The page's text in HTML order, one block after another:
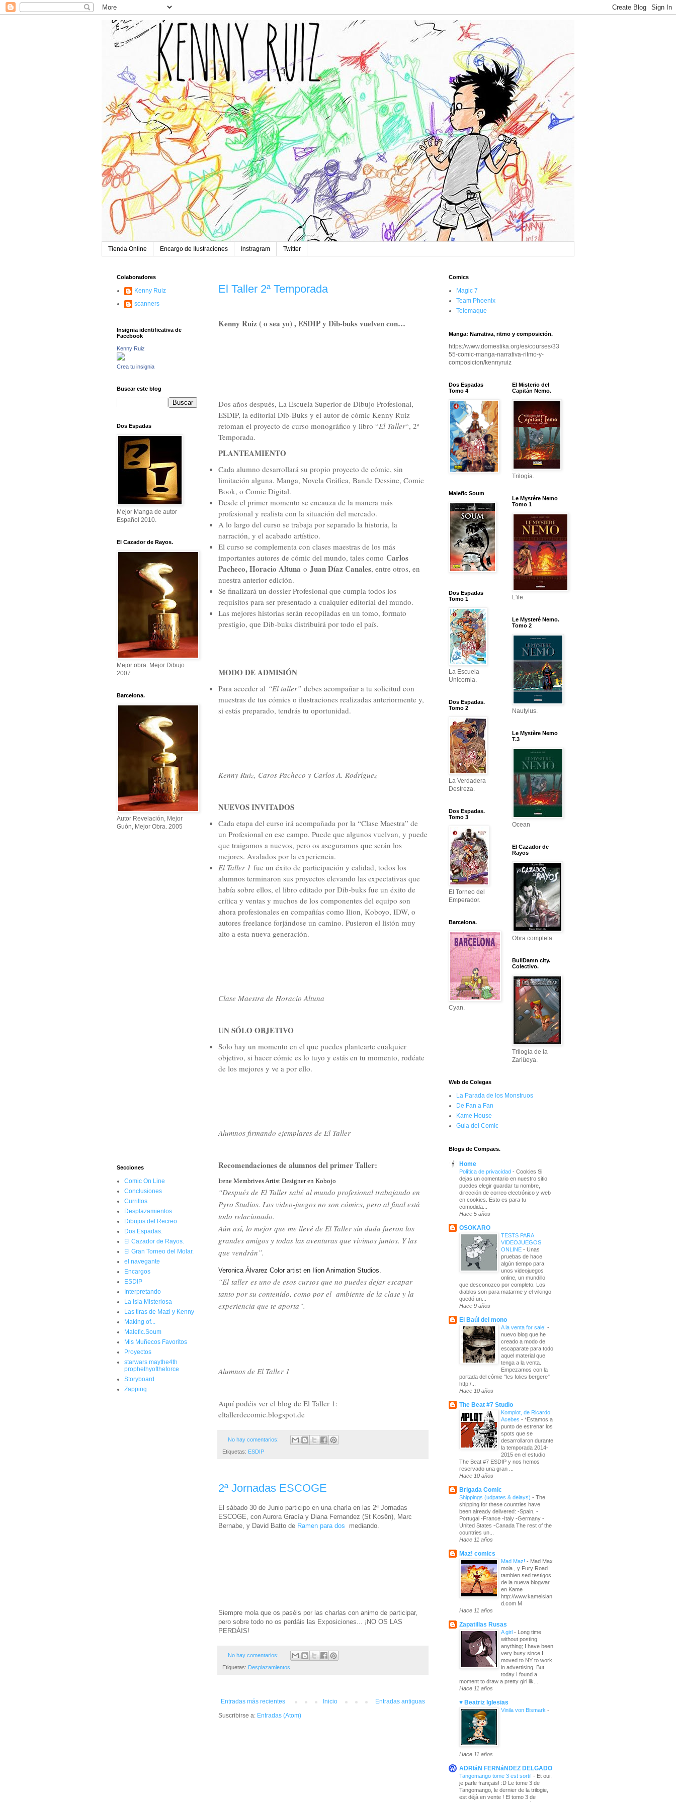
Tienda Online Encargo de Ilustraciones Instragram Twitter
El Taller 2ª Temporada
Kenny Ruiz ( o sea yo) , ESDIP y Dib-buks vuelven con…
Dos años después, La Escuela Superior de Dibujo Profesional,
ESDIP, la editorial Dib-Buks y el autor de cómic Kenny Ruiz
retoman el proyecto de curso monográfico y libro “El Taller“, 2ª
Temporada.
PLANTEAMIENTO
Cada alumno desarrollará su propio proyecto de cómic, sin
limitación alguna. Manga, Novela Gráfica, Bande Dessine, Comic
Book, o Comic Digital.
Desde el primer momento se encauza de la manera más
profesional y realista con la situación del mercado.
A lo largo del curso se trabaja por separado la historia, la
narración, y el acabado artístico.
El curso se complementa con clases maestras de los más
importantes autores de cómic del mundo, tales como Carlos
Pacheco, Horacio Altuna o Juan Díaz Canales, entre otros, en
nuestra anterior edición.
Se finalizará un dossier Profesional que cumpla todos los
requisitos para ser presentado a cualquier editorial del mundo.
Las mejores historias serán recopiladas en un tomo, formato
prestigio, que Dib-buks distribuirá por todo el país.
MODO DE ADMISIÓN
Para acceder al “El taller” debes acompañar a tu solicitud con
muestras de tus cómics o ilustraciones realizadas anteriormente y,
si estás preparado, tendrás tu oportunidad.
Kenny Ruiz, Caros Pacheco y Carlos A. Rodríguez
NUEVOS INVITADOS
Cada etapa del curso irá acompañada por la “Clase Maestra” de
un Profesional en ese campo. Puede que algunos vuelvan, y puede
que traigamos a nuevos, pero os aseguramos que serán los
mejores. Avalados por la experiencia.
El Taller 1 fue un éxito de participación y calidad, todos los
alumnos terminaron sus proyectos elevando las expectativas que
había sobre ellos, el libro editado por Dib-buks fue un éxito de
crítica y ventas y muchos de los componentes del equipo son
ahora profesionales en compañías como Ilion, Koboyo, IDW, o
autores freelance forjándose un camino. Pusieron el listón muy
alto a esta nueva generación.
Clase Maestra de Horacio Altuna
UN SÓLO OBJETIVO
Solo hay un momento en el que puedes plantearte cualquier
objetivo, si hacer cómic es lo tuyo y estás en tu momento, rodéate
de los mejores y ve a por ello.
Alumnos firmando ejemplares de El Taller
Recomendaciones de alumnos del primer Taller:
Irene Membrives Artist Designer en Kobojo
“Después de El Taller salté al mundo profesional trabajando en
Pyro Studios. Los video-juegos no son cómics, pero al final está
todo relacionado.
Aún así, lo mejor que me llevé de El Taller sin duda fueron los
grandes amigos y todas las aventuras que vivimos juntos. Y las
que vendrán”.
Veronica Álvarez Color artist en Ilion Animation Studios.
“El taller es uno de esos cursos que no puedes dejar escapar
tanto por su contenido, como por el ambiente de la clase y la
experiencia que te aporta”.
Alumnos de El Taller 1
Aquí podéis ver el blog de El Taller 1:
eltallerdecomic.blogspot.de
No hay comentarios:
Etiquetas: ESDIP
2ª Jornadas ESCOGE
El sábado 30 de Junio participo en una charla en las 2ª Jornadas
ESCOGE, con Aurora Gracía y Diana Fernandez (St Kosên), Marc
Bernabe, y David Batto de Ramen para dos mediando.
Siempre mola que os paséis por las charlas con animo de participar,
pero sobre todo no os perdáis las Exposiciones... ¡NO OS LAS
PERDÁIS!
No hay comentarios:
Etiquetas: Desplazamientos
Entradas más recientes Entradas antiguas
Inicio
Suscribirse a: Entradas (Atom)
Colaboradores
Kenny Ruiz
scanners
Insignia identificativa de
Facebook
Kenny Ruiz
Crea tu insignia
Buscar este blog
Dos Espadas
Mejor Manga de autor
Español 2010.
El Cazador de Rayos.
Mejor obra. Mejor Dibujo
2007
Barcelona.
Autor Revelación, Mejor
Guón, Mejor Obra. 2005
Secciones
Comic On Line
Conclusiones
Currillos
Desplazamientos
Dibujos del Recreo
Dos Espadas.
El Cazador de Rayos.
El Gran Torneo del Molar.
el navegante
Encargos
ESDIP
Interpretando
La Isla Misteriosa
Las tiras de Mazi y Kenny
Making of...
Malefic.Soum
Mis Muñecos Favoritos
Proyectos
starwars maythe4th
prophethyoftheforce
Storyboard
Zapping
Comics
Magic 7
Team Phoenix
Telemaque
Manga: Narrativa, ritmo y composición.
https://www.domestika.org/es/courses/33
55-comic-manga-narrativa-ritmo-y-
composicion/kennyruiz
Dos Espadas
Tomo 4
Malefic Soum
Dos Espadas
Tomo 1
La Escuela
Unicornia.
Dos Espadas.
Tomo 2
La Verdadera
Destreza.
Dos Espadas.
Tomo 3
El Torneo del
Emperador.
Barcelona.
Cyan.
El Misterio del
Capitán Nemo.
Trilogía.
Le Mystére Nemo
Tomo 1
L'ile.
Le Mysteré Nemo.
Tomo 2
Nautylus.
Le Mystère Nemo
T.3
Ocean
El Cazador de
Rayos
Obra completa.
BullDamn city.
Colectivo.
Trilogía de la
Zariüeya.
Web de Colegas
La Parada de los Monstruos
De Fan a Fan
Kame House
Guia del Comic
Blogs de Compaes.
Home
Política de privacidad - Cookies Si
dejas un comentario en nuestro sitio
puedes elegir guardar tu nombre,
dirección de correo electrónico y web
en cookies. Esto es para tu
comodida...
Hace 5 años
OSOKARO
TESTS PARA
VIDEOJUEGOS
ONLINE - Unas
pruebas de hace
algún tiempo para
unos videojuegos
online, un mundillo
que desconozco por completo. Los
diablos son para matarme y el vikingo
quedó un...
Hace 9 años
El Baúl del mono
A la venta for sale! -
nuevo blog que he
creado a modo de
escaparate para todo
aquel material que
tenga a la venta.
Empezamos con la
portada del cómic "les folies bergere"
http:/...
Hace 10 años
The Beat #7 Studio
Komplot, de Ricardo
Acebes - *Estamos a
punto de estrenar los
spots que se
desarrollaron durante
la temporada 2014-
2015 en el estudio
The Beat #7 ESDIP y nos hemos
reservado una gran ...
Hace 10 años
Brigada Comic
Shippings (udpates & delays) - The
shipping for these countries have
been already delivered: -Spain, -
Portugal -France -Italy -Germany -
United States -Canada The rest of the
countries un...
Hace 11 años
Maz! comics
Mad Maz! - Mad Max
mola , y Fury Road
tambien sed testigos
de la nueva blogwar
en Kame
http://www.kameislan
d.com M
Hace 11 años
Zapatillas Rusas
A girl -
Long time
without posting
anything; I have been
very busy since I
moved to NY to work
in advertising. But
today I found a
moment to draw a pretty girl lik...
Hace 11 años
♥ Beatriz Iglesias
Vinila von Bismark -
Hace 11 años
ADRIáN FERNáNDEZ DELGADO
Tangomango tome 3 est sorti! - Et oui,
je parle français! :D Le tome 3 de
Tangomango, le dernier de la trilogie,
est déjà en vente ! El tomo 3 de